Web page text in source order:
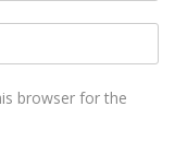
browser for the